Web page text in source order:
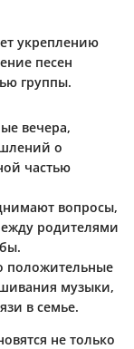
укреплению
песен
группы.
вечера,
о
частью
вопросы,
родителями
положительные
музыки,
в семье.
не только